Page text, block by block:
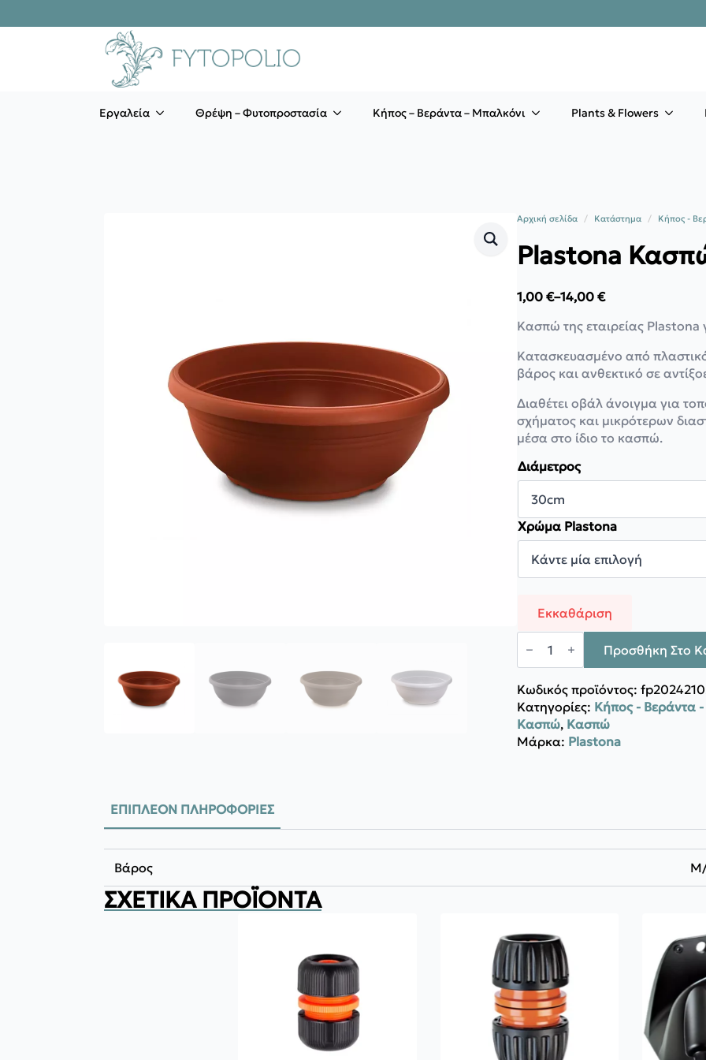
Εργαλεία Θρέψη – Φυτοπροστασία Κήπος – Βεράντα – Μπαλκόνι Plants & Flowers
Αρχική σελίδα Κατάστημα Κήπος -
Plastona
1,00 €–14,00 €
Price
range:
1,00 €
through
14,00 €
Κασπώ της εταιρείας
Κατασκευασμένο από
βάρος και ανθεκτικό σε
Διαθέτει οβάλ άνοιγμα για
σχήματος και μικρότερων
μέσα στο ίδιο το κασπώ.
Διάμετρος
Χρώμα Plastona
Εκκαθάριση
Plastona
Κασπώ
Προσθήκη Στο
Κωδικός προϊόντος:
Κατηγορίες: Κήπος - Βεράντα
Κασπώ, Κασπώ
Μάρκα: Plastona
ΕΠΙΠΛΈΟΝ ΠΛΗΡΟΦΟΡΊΕΣ
Βάρος
ΣΧΕΤΙΚΆ ΠΡΟΪΌΝΤΑ